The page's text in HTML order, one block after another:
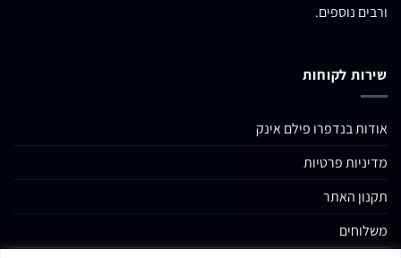
ורבים נוספים.
שירות לקוחות
אודות בנדפרו פילם אינק
מדיניות פרטיות
תקנון האתר
משלוחים